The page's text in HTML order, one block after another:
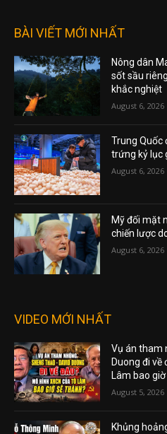
BÀI VIẾT MỚI NHẤT
Nông dân
sốt sầu
khắc nghiệt
August 6, 2026
Trung Quốc
trứng kỷ lục
August 6, 2026
Mỹ đối mặt
chiến lược
August 6, 2026
VIDEO MỚI NHẤT
Vụ án tham
Duong đi về
Lâm bao
August 5, 2026
Khủng